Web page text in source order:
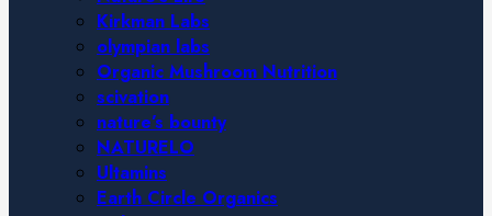
Kirkman Labs
olympian labs
Organic Mushroom Nutrition
scivation
nature’s bounty
NATURELO
Ultamins
Earth Circle Organics